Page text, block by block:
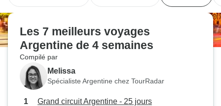
Les 7 meilleurs voyages
Argentine de 4 semaines
Compilé par
Melissa
Spécialiste Argentine chez TourRadar
Grand circuit Argentine - 25 jours